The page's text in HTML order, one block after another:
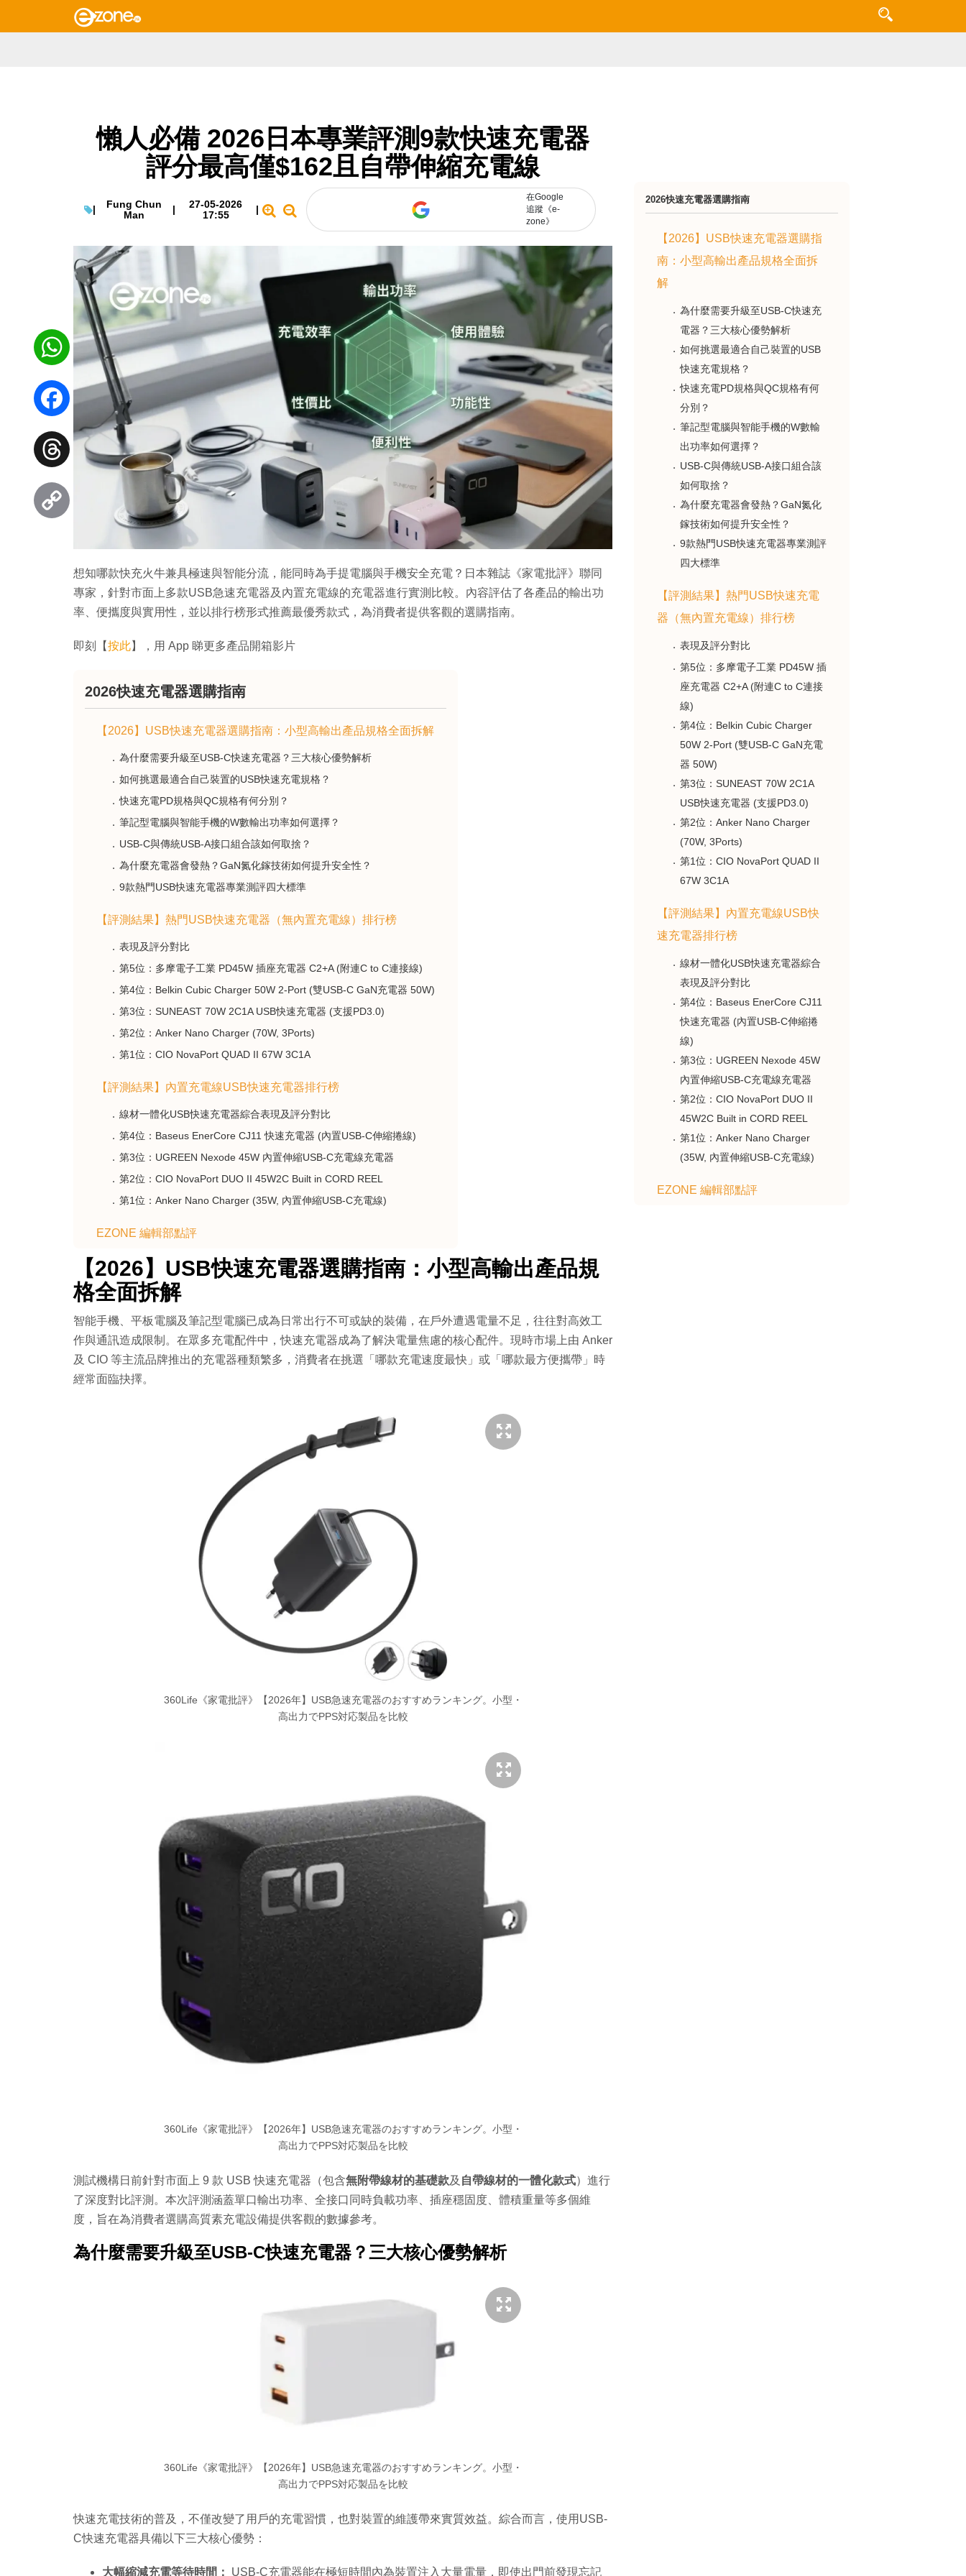
懶人必備 2026日本專業評測9款快速充電器
評分最高僅$162且自帶伸縮充電線
|
Fung Chun
Man
|
27-05-2026
17:55
|
在Google
追蹤《e-
zone》
想知哪款快充火牛兼具極速與智能分流，能同時為手提電腦與手機安全充電？日本雜誌《家電批評》聯同
專家，針對市面上多款USB急速充電器及內置充電線的充電器進行實測比較。內容評估了各產品的輸出功
率、便攜度與實用性，並以排行榜形式推薦最優秀款式，為消費者提供客觀的選購指南。
即刻【按此】，用 App 睇更多產品開箱影片
2026快速充電器選購指南
【2026】USB快速充電器選購指南：小型高輸出產品規格全面拆解
為什麼需要升級至USB-C快速充電器？三大核心優勢解析
如何挑選最適合自己裝置的USB快速充電規格？
快速充電PD規格與QC規格有何分別？
筆記型電腦與智能手機的W數輸出功率如何選擇？
USB-C與傳統USB-A接口組合該如何取捨？
為什麼充電器會發熱？GaN氮化鎵技術如何提升安全性？
9款熱門USB快速充電器專業測評四大標準
【評測結果】熱門USB快速充電器（無內置充電線）排行榜
表現及評分對比
第5位：多摩電子工業 PD45W 插座充電器 C2+A (附連C to C連接線)
第4位：Belkin Cubic Charger 50W 2-Port (雙USB-C GaN充電器 50W)
第3位：SUNEAST 70W 2C1A USB快速充電器 (支援PD3.0)
第2位：Anker Nano Charger (70W, 3Ports)
第1位：CIO NovaPort QUAD II 67W 3C1A
【評測結果】內置充電線USB快速充電器排行榜
線材一體化USB快速充電器綜合表現及評分對比
第4位：Baseus EnerCore CJ11 快速充電器 (內置USB-C伸縮捲線)
第3位：UGREEN Nexode 45W 內置伸縮USB-C充電線充電器
第2位：CIO NovaPort DUO II 45W2C Built in CORD REEL
第1位：Anker Nano Charger (35W, 內置伸縮USB-C充電線)
EZONE 編輯部點評
【2026】USB快速充電器選購指南：小型高輸出產品規
格全面拆解
智能手機、平板電腦及筆記型電腦已成為日常出行不可或缺的裝備，在戶外遭遇電量不足，往往對高效工
作與通訊造成限制。在眾多充電配件中，快速充電器成為了解決電量焦慮的核心配件。現時市場上由 Anker
及 CIO 等主流品牌推出的充電器種類繁多，消費者在挑選「哪款充電速度最快」或「哪款最方便攜帶」時
經常面臨抉擇。
360Life《家電批評》【2026年】USB急速充電器のおすすめランキング。小型・
高出力でPPS対応製品を比較
360Life《家電批評》【2026年】USB急速充電器のおすすめランキング。小型・
高出力でPPS対応製品を比較
測試機構日前針對市面上 9 款 USB 快速充電器（包含無附帶線材的基礎款及 自帶線材的一體化款式）進行
了深度對比評測。本次評測涵蓋單口輸出功率、全接口同時負載功率、插座穩固度、體積重量等多個維
度，旨在為消費者選購高質素充電設備提供客觀的數據參考。
為什麼需要升級至USB-C快速充電器？三大核心優勢解析
360Life《家電批評》【2026年】USB急速充電器のおすすめランキング。小型・
高出力でPPS対応製品を比較
快速充電技術的普及，不僅改變了用戶的充電習慣，也對裝置的維護帶來實質效益。綜合而言，使用USB-
C快速充電器具備以下三大核心優勢：
大幅縮減充電等待時間： USB-C充電器能在極短時間內為裝置注入大量電量，即使出門前發現忘記
2026快速充電器選購指南
【2026】USB快速充電器選購指
南：小型高輸出產品規格全面拆
解
為什麼需要升級至USB-C快速充
電器？三大核心優勢解析
如何挑選最適合自己裝置的USB
快速充電規格？
快速充電PD規格與QC規格有何
分別？
筆記型電腦與智能手機的W數輸
出功率如何選擇？
USB-C與傳統USB-A接口組合該
如何取捨？
為什麼充電器會發熱？GaN氮化
鎵技術如何提升安全性？
9款熱門USB快速充電器專業測評
四大標準
【評測結果】熱門USB快速充電
器（無內置充電線）排行榜
表現及評分對比
第5位：多摩電子工業 PD45W 插
座充電器 C2+A (附連C to C連接
線)
第4位：Belkin Cubic Charger
50W 2-Port (雙USB-C GaN充電
器 50W)
第3位：SUNEAST 70W 2C1A
USB快速充電器 (支援PD3.0)
第2位：Anker Nano Charger
(70W, 3Ports)
第1位：CIO NovaPort QUAD II
67W 3C1A
【評測結果】內置充電線USB快
速充電器排行榜
線材一體化USB快速充電器綜合
表現及評分對比
第4位：Baseus EnerCore CJ11
快速充電器 (內置USB-C伸縮捲
線)
第3位：UGREEN Nexode 45W
內置伸縮USB-C充電線充電器
第2位：CIO NovaPort DUO II
45W2C Built in CORD REEL
第1位：Anker Nano Charger
(35W, 內置伸縮USB-C充電線)
EZONE 編輯部點評
WhatsApp
Facebook
Threads